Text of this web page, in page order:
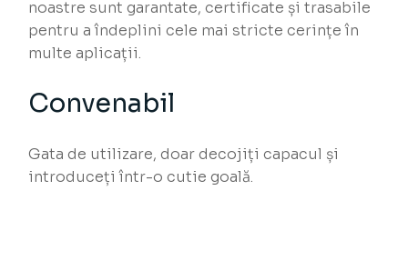
noastre sunt garantate, certificate și trasabile
pentru a îndeplini cele mai stricte cerințe în
multe aplicații.
Convenabil
Gata de utilizare, doar decojiți capacul și
introduceți într-o cutie goală.